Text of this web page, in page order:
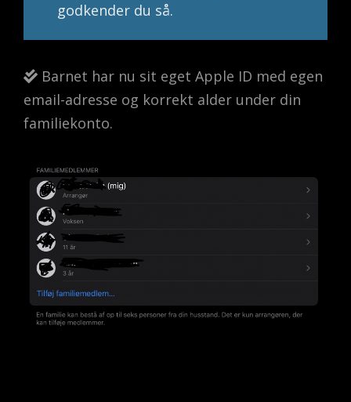
godkender du så.
Barnet har nu sit eget Apple ID med egen
email-adresse og korrekt alder under din
familiekonto.